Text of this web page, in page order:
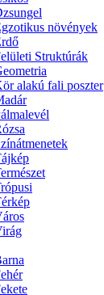
növények
Struktúrák
alakú fali poszter